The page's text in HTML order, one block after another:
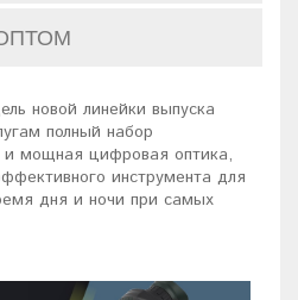
новой линейки выпуска
полный набор
мощная цифровая оптика,
инструмента для
дня и ночи при самых